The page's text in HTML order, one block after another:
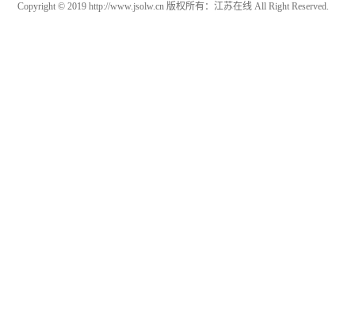
Copyright © 2019 http://www.jsolw.cn 版权所有：江苏在线 All Right Reserved.